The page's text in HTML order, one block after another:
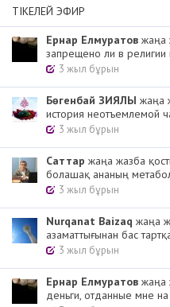
ТІКЕЛЕЙ ЭФИР
Ернар Елмуратов жаңа
запрещено ли в религии
3 жыл бұрын
Бөгенбай ЗИЯЛЫ жаңа
история неотъемлемой
3 жыл бұрын
Cаттар жаңа жазба
болашақ ананың
3 жыл бұрын
Nurqanat Baizaq жаңа
азаматтығынан бас
3 жыл бұрын
Ернар Елмуратов жаңа
деньги, отданные мне